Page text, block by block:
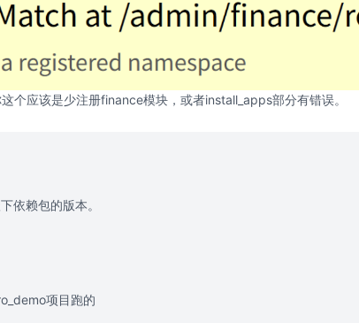
个应该是少注册finance模块，或者install_apps部分有错误。
依赖包的版本。
项目跑的